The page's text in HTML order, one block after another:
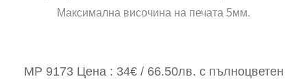
Максимална височина на печата 5мм.
MP 9173 Цена : 34€ / 66.50лв. с пълноцветен